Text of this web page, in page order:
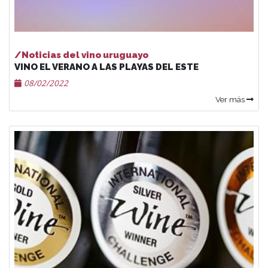
/Noticias del vino uruguayo
VINO EL VERANO A LAS PLAYAS DEL ESTE
08/02/2022
Ver más